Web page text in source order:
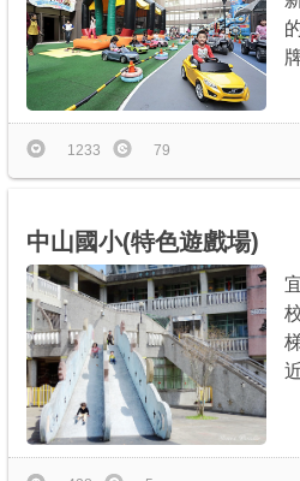
1233 79
中山國小(特色遊戲場)